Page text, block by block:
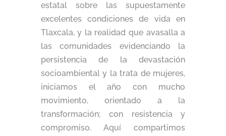
estatal sobre las supuestamente
excelentes condiciones de vida en
Tlaxcala, y la realidad que avasalla a
las comunidades evidenciando la
persistencia de la devastación
socioambiental y la trata de mujeres,
iniciamos el año con mucho
movimiento, orientado a la
transformación; con resistencia y
compromiso. Aquí compartimos